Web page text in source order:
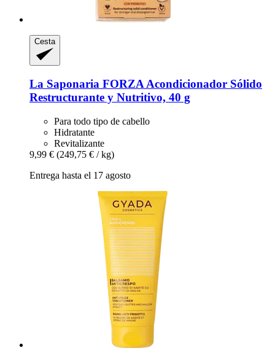
Cesta
La Saponaria FORZA Acondicionador Sólido
Restructurante y Nutritivo, 40 g
Para todo tipo de cabello
Hidratante
Revitalizante
9,99 € (249,75 € / kg)
Entrega hasta el 17 agosto